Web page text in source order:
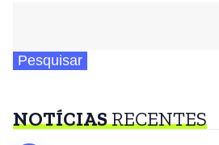
Pesquisar
NOTÍCIASRECENTES